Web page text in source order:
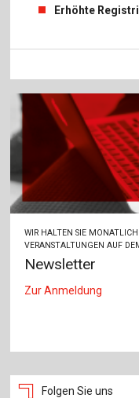
Erhöhte
WIR HALTEN SIE
VERANSTALTUNGEN AUF
Newsletter
Zur Anmeldung
Folgen Sie uns